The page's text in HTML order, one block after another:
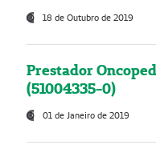
18 de Outubro de 2019
Prestador
(51004335-0)
01 de Janeiro de 2019